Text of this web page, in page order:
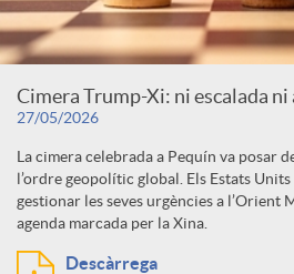
t
s
Cimera Trump-Xi: ni escalada
27/05/2026
La cimera celebrada a Pequín va posar
l’ordre geopolític global. Els Estats
gestionar les seves urgències a l’Orient
agenda marcada per la Xina.
Descàrrega